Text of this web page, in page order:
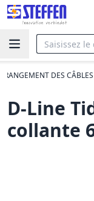
RANGEMENT DES CÂBLES
D-Line
collante